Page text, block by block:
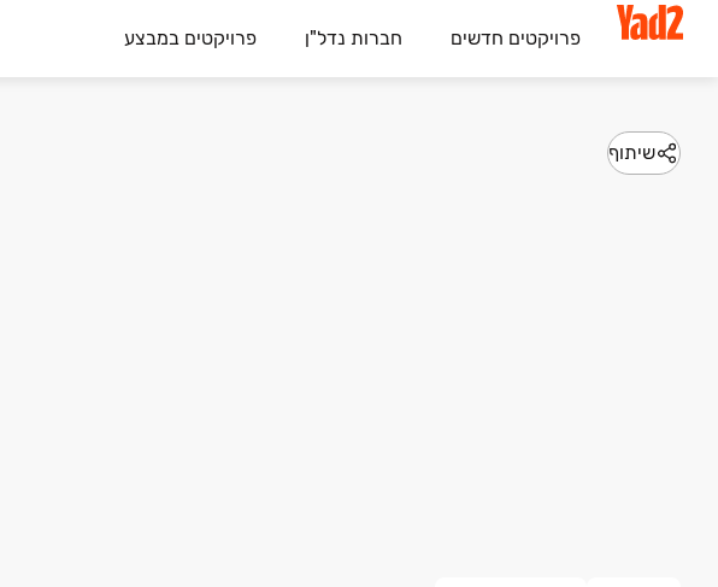
פרויקטים חדשים חברות נדל"ן פרויקטים במבצע
שיתוף